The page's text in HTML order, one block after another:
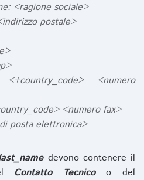
<ragione sociale>
postale>
<+country_code> <numero
<numero fax>
posta elettronica>
devono contenere il
Contatto Tecnicoo del